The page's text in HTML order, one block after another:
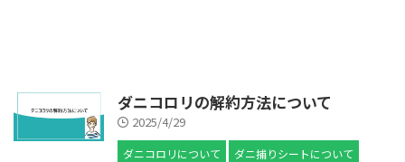
ダニコロリの解約方法について
2025/4/29
ダニコロリについて ダニ捕りシートについて